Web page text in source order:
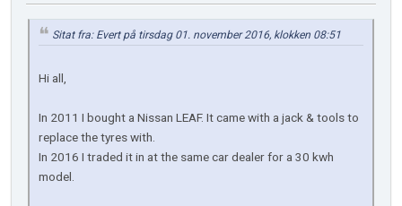
Sitat fra: Evert på tirsdag 01. november 2016, klokken 08:51
Hi all,
In 2011 I bought a Nissan LEAF. It came with a jack & tools to
replace the tyres with.
In 2016 I traded it in at the same car dealer for a 30 kwh
model.